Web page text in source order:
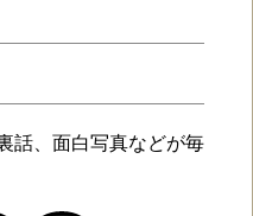
話、面白写真などが毎